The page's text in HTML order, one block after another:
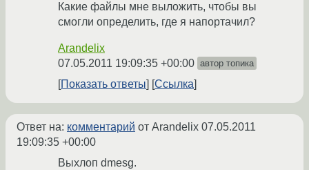
Какие файлы мне выложить, чтобы вы
смогли определить, где я напортачил?
Arandelix
07.05.2011 19:09:35 +00:00 автор топика
Показать ответы Ссылка
Ответ на: комментарий от Arandelix 07.05.2011
19:09:35 +00:00
Выхлоп dmesg.